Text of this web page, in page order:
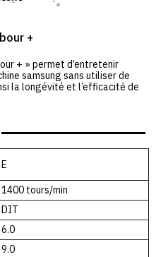
+
+ » permet d’entretenir
samsung sans utiliser de
la longévité et l’efficacité de
E
1400 tours/min
DIT
6.0
9.0